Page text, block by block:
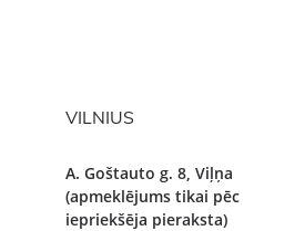
VILNIUS
A. Goštauto g. 8, Viļņa
(apmeklējums tikai pēc
iepriekšēja pieraksta)